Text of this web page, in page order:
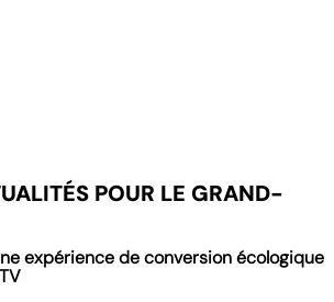
POUR LE GRAND-
expérience de conversion écologique